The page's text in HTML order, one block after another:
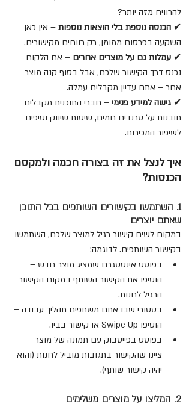
להרוויח מזה יותר?
✔ הכנסה נוספת בלי הוצאות נוספות – אין כאן
השקעה בפרסום ממומן, רק רווחים מקישורים.
✔ עמלות גם על מוצרים אחרים – אם הלקוח
נכנס דרך הקישור שלכם, אבל בסוף קנה מוצר
אחר – אתם עדיין מקבלים עמלה.
✔ גישה למידע פנימי – חברי התוכנית מקבלים
תובנות על טרנדים חמים, שיטות שיווק וטיפים
לשיפור המכירות.
איך לנצל את זה בצורה חכמה ולמקסם
הכנסות?
1. השתמשו בקישורים השותפים בכל התוכן
שאתם יוצרים
במקום לשים קישור רגיל למוצר שלכם, השתמשו
בקישור השותפים. לדוגמה:
בפוסט אינסטגרם שמציג מוצר חדש –
הוסיפו את הקישור השותף במקום הקישור
הרגיל לחנות.
בסטורי שבו אתם משתפים תהליך עבודה –
הוסיפו Swipe Up או קישור בביו.
בפוסט בפייסבוק עם תמונה של מוצר –
ציינו שהקישור בתגובות מוביל לחנות (והוא
יהיה קישור שותף).
2. המליצו על מוצרים משלימים